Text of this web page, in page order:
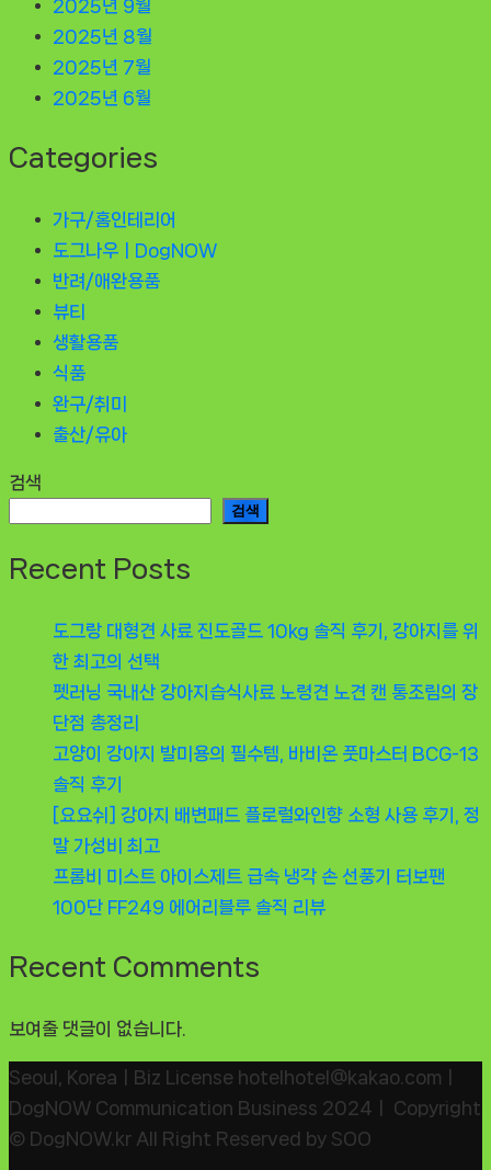
2025년 9월
2025년 8월
2025년 7월
2025년 6월
Categories
가구/홈인테리어
도그나우ㅣDogNOW
반려/애완용품
뷰티
생활용품
식품
완구/취미
출산/유아
검색
검색
Recent Posts
도그랑 대형견 사료 진도골드 10kg 솔직 후기, 강아지를 위
한 최고의 선택
펫러닝 국내산 강아지습식사료 노령견 노견 캔 통조림의 장
단점 총정리
고양이 강아지 발미용의 필수템, 바비온 풋마스터 BCG-13
솔직 후기
[요요쉬] 강아지 배변패드 플로럴와인향 소형 사용 후기, 정
말 가성비 최고
프롬비 미스트 아이스제트 급속 냉각 손 선풍기 터보팬
100단 FF249 에어리블루 솔직 리뷰
Recent Comments
보여줄 댓글이 없습니다.
Seoul, KoreaㅣBiz License hotelhotel@kakao.comㅣ
DogNOW Communication Business 2024ㅣ Copyright
© DogNOW.kr All Right Reserved by SOO